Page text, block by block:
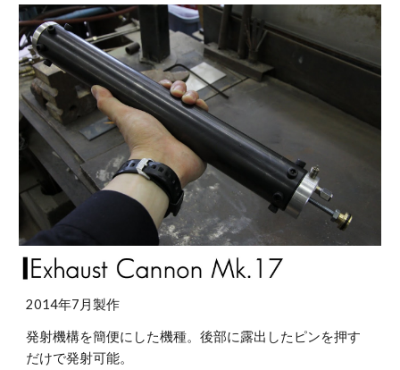
2014年7月製作
発射機構を簡便にした機種。後部に露出したピンを押す
だけで発射可能。